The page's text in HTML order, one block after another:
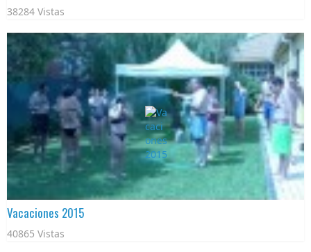
38284 Vistas
Vacaciones 2015
40865 Vistas